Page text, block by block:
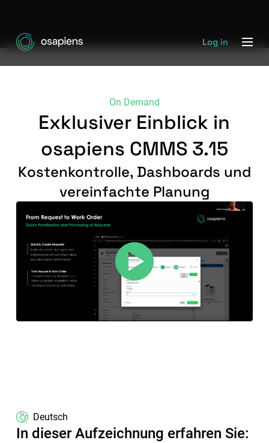
Log in
On Demand
Exklusiver Einblick in
osapiens CMMS 3.15
Kostenkontrolle, Dashboards und
vereinfachte Planung
Deutsch
In dieser Aufzeichnung erfahren Sie: